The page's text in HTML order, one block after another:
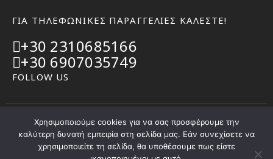
ΓΙΑ ΤΗΛΕΦΩΝΙΚΕΣ ΠΑΡΑΓΓΕΛΙΕΣ ΚΑΛΕΣΤΕ!
+30 2310685166
+30 6907035749
FOLLOW US
© SANDAL.COM.GR 2025 | Powered by marioz.gr
Χρησιμοποιούμε cookies για να σας προσφέρουμε την
καλύτερη δυνατή εμπειρία στη σελίδα μας. Εάν συνεχίσετε να
χρησιμοποιείτε τη σελίδα, θα υποθέσουμε πως είστε